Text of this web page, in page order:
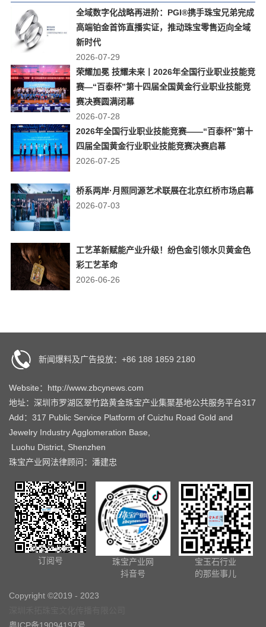
全域数字化战略再进阶：PGI®携手珠宝兄弟完成
高端铂金首饰直播实证，推动珠宝零售迈向全域
新时代
2026-07-29
荣耀加冕 技耀未来丨2026年全国行业职业技能竞
赛—“百泰杯”第十四届全国黄金行业职业技能竞
赛决赛圆满闭幕
2026-07-28
2026年全国行业职业技能竞赛——“百泰杯”第十
四届全国黄金行业职业技能竞赛决赛启幕
2026-07-25
桥系两岸·月照同源艺术联展在北京红桥市场启幕
2026-07-03
工艺革新赋能产业升级！纷色金引领水贝黄金色
彩工艺革命
2026-06-26
新闻爆料及广告投放：+86 188 1859 2180
Website：http://www.zbcynews.com
地址：深圳市罗湖区翠竹路黄金珠宝产业集聚基地公共服务平台317
Add：317 Public Service Platform of Cuizhu Road Gold and
Jewelry Industry Agglomeration Base,
Luohu District, Shenzhen
珠宝产业网法律顾问：潘建忠
珠宝产业网
订阅号
珠宝产业网
抖音号
宝玉石行业
的那些事儿
Copyright ©2019 - 2023
粤ICP备19094197号